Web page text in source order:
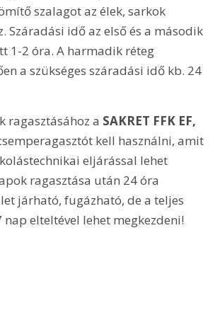
szalagot az élek, sarkok
Száradási idő az első és a második
1-2 óra. A harmadik réteg
a szükséges száradási idő kb. 24
ragasztásához a SAKRET FFK EF,
kell használni, amit
eljárással lehet
ragasztása után 24 óra
járható, fugázható, de a teljes
nap elteltével lehet megkezdeni!